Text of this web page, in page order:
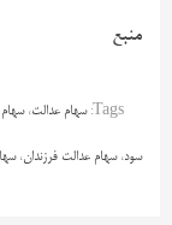
منبع
Tags: سهام عدالت،
سود،سهام عدالت فرزندان،